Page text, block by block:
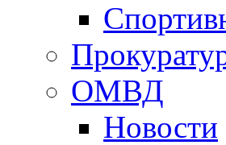
ОМВД
Новости